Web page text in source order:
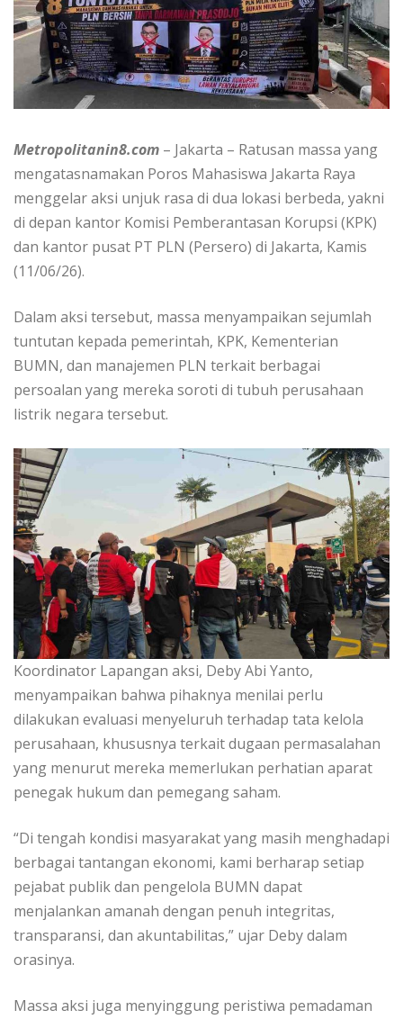
Metropolitanin8.com – Jakarta – Ratusan massa yang
mengatasnamakan Poros Mahasiswa Jakarta Raya
menggelar aksi unjuk rasa di dua lokasi berbeda, yakni
di depan kantor Komisi Pemberantasan Korupsi (KPK)
dan kantor pusat PT PLN (Persero) di Jakarta, Kamis
(11/06/26).
Dalam aksi tersebut, massa menyampaikan sejumlah
tuntutan kepada pemerintah, KPK, Kementerian
BUMN, dan manajemen PLN terkait berbagai
persoalan yang mereka soroti di tubuh perusahaan
listrik negara tersebut.
Koordinator Lapangan aksi, Deby Abi Yanto,
menyampaikan bahwa pihaknya menilai perlu
dilakukan evaluasi menyeluruh terhadap tata kelola
perusahaan, khususnya terkait dugaan permasalahan
yang menurut mereka memerlukan perhatian aparat
penegak hukum dan pemegang saham.
“Di tengah kondisi masyarakat yang masih menghadapi
berbagai tantangan ekonomi, kami berharap setiap
pejabat publik dan pengelola BUMN dapat
menjalankan amanah dengan penuh integritas,
transparansi, dan akuntabilitas,” ujar Deby dalam
orasinya.
Massa aksi juga menyinggung peristiwa pemadaman